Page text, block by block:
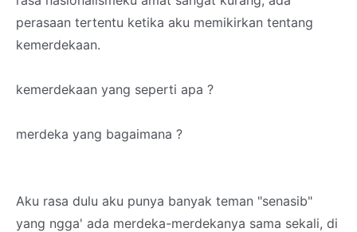
perasaan tertentu ketika aku memikirkan tentang
kemerdekaan.
kemerdekaan yang seperti apa ?
merdeka yang bagaimana ?
Aku rasa dulu aku punya banyak teman "senasib"
yang ngga' ada merdeka-merdekanya sama sekali, di